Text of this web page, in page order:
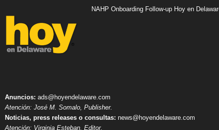
NAHP Onboarding Follow-up Hoy en
Anuncios: ads@hoyendelaware.com
Atención: José M. Somalo, Publisher.
Noticias, press releases o consultas: news@hoyendelaware.com
Atención: Virginia Esteban, Editor.